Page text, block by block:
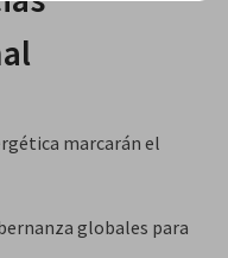
marcarán el
globales para